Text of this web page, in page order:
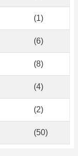
(1)
(6)
(8)
(4)
(2)
(50)